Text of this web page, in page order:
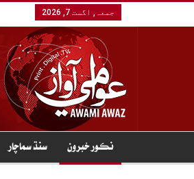
جمعہ, اگست 7, 2026
نڪور خبرون سنڌ سماچار